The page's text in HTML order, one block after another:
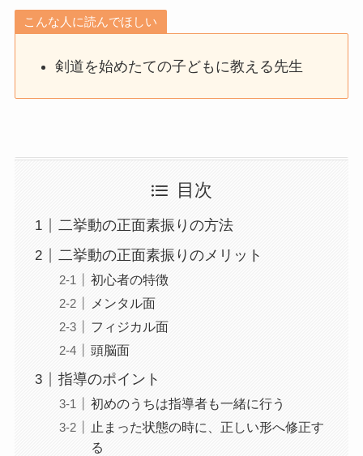
こんな人に読んでほしい
剣道を始めたての子どもに教える先生
目次
二挙動の正面素振りの方法
二挙動の正面素振りのメリット
初心者の特徴
メンタル面
フィジカル面
頭脳面
指導のポイント
初めのうちは指導者も一緒に行う
止まった状態の時に、正しい形へ修正す
る